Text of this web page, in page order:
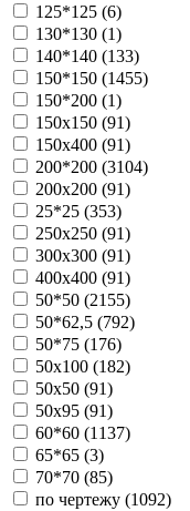
125*125 (6)
130*130 (1)
140*140 (133)
150*150 (1455)
150*200 (1)
150х150 (91)
150х400 (91)
200*200 (3104)
200х200 (91)
25*25 (353)
250х250 (91)
300х300 (91)
400х400 (91)
50*50 (2155)
50*62,5 (792)
50*75 (176)
50х100 (182)
50х50 (91)
50х95 (91)
60*60 (1137)
65*65 (3)
70*70 (85)
по чертежу (1092)